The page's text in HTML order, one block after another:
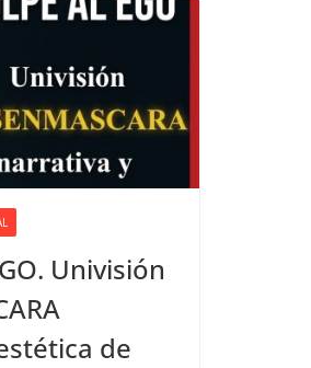
Univisión
de